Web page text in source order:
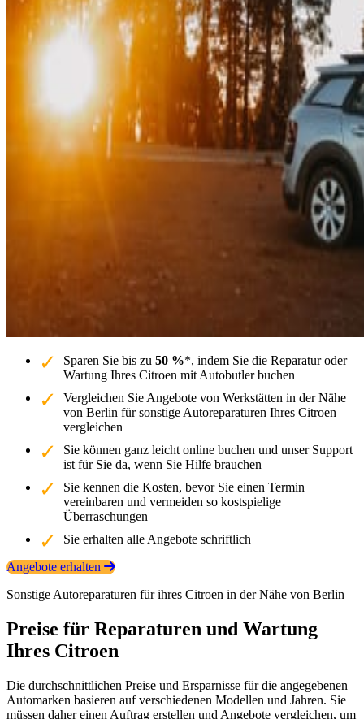
Sparen Sie bis zu 50 %*, indem Sie die Reparatur oder
Wartung Ihres Citroen mit Autobutler buchen
Vergleichen Sie Angebote von Werkstätten in der Nähe
von Berlin für sonstige Autoreparaturen Ihres Citroen
vergleichen
Sie können ganz leicht online buchen und unser Support
ist für Sie da, wenn Sie Hilfe brauchen
Sie kennen die Kosten, bevor Sie einen Termin
vereinbaren und vermeiden so kostspielige
Überraschungen
Sie erhalten alle Angebote schriftlich
Angebote erhalten
Sonstige Autoreparaturen für ihres Citroen in der Nähe von Berlin
Preise für Reparaturen und Wartung
Ihres Citroen
Die durchschnittlichen Preise und Ersparnisse für die angegebenen
Automarken basieren auf verschiedenen Modellen und Jahren. Sie
müssen daher einen Auftrag erstellen und Angebote vergleichen, um